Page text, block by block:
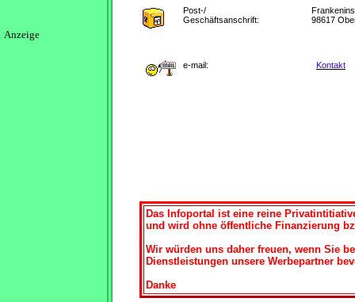
Anzeige
Post-/
Geschäftsanschrift:
98617
e-mail: Kontakt
Das Infoportal ist eine reine
und wird ohne öffentliche Finanzierung
Wir würden uns daher freuen, wenn Sie
Dienstleistungen unsere Werbepartner
Danke